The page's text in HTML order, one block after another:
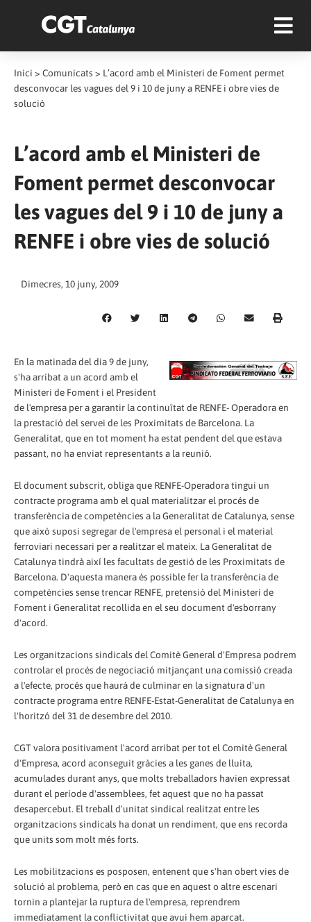
Inici > Comunicats > L’acord amb el Ministeri de Foment permet
desconvocar les vagues del 9 i 10 de juny a RENFE i obre vies de
solució
L’acord amb el Ministeri de
Foment permet desconvocar
les vagues del 9 i 10 de juny a
RENFE i obre vies de solució
Dimecres, 10 juny, 2009
En la matinada del dia 9 de juny,
s'ha arribat a un acord amb el
Ministeri de Foment i el President
de l'empresa per a garantir la continuïtat de RENFE- Operadora en
la prestació del servei de les Proximitats de Barcelona. La
Generalitat, que en tot moment ha estat pendent del que estava
passant, no ha enviat representants a la reunió.
El document subscrit, obliga que RENFE-Operadora tingui un
contracte programa amb el qual materialitzar el procés de
transferència de competències a la Generalitat de Catalunya, sense
que això suposi segregar de l'empresa el personal i el material
ferroviari necessari per a realitzar el mateix. La Generalitat de
Catalunya tindrà així les facultats de gestió de les Proximitats de
Barcelona. D'aquesta manera és possible fer la transferència de
competències sense trencar RENFE, pretensió del Ministeri de
Foment i Generalitat recollida en el seu document d'esborrany
d'acord.
Les organitzacions sindicals del Comitè General d'Empresa podrem
controlar el procés de negociació mitjançant una comissió creada
a l'efecte, procés que haurà de culminar en la signatura d'un
contracte programa entre RENFE-Estat-Generalitat de Catalunya en
l'horitzó del 31 de desembre del 2010.
CGT valora positivament l'acord arribat per tot el Comitè General
d'Empresa, acord aconseguit gràcies a les ganes de lluita,
acumulades durant anys, que molts treballadors havien expressat
durant el període d'assemblees, fet aquest que no ha passat
desapercebut. El treball d'unitat sindical realitzat entre les
organitzacions sindicals ha donat un rendiment, que ens recorda
que units som molt més forts.
Les mobilitzacions es posposen, entenent que s'han obert vies de
solució al problema, però en cas que en aquest o altre escenari
tornin a plantejar la ruptura de l'empresa, reprendrem
immediatament la conflictivitat que avui hem aparcat.